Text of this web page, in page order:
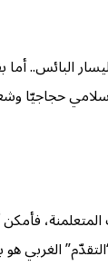
البائس.. أما
حجاجيّا
الغربي